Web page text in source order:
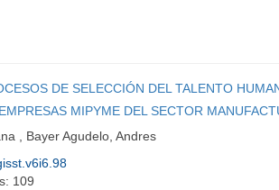
DE SELECCIÓN DEL TALENTO
MIPYME DEL SECTOR
, Bayer Agudelo, Andres
109